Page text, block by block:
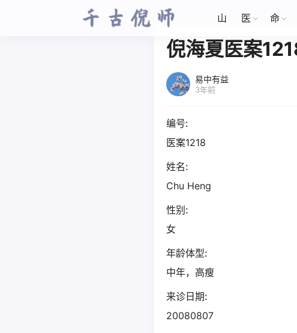
山 医 命
倪海夏医案
易中有益
3年前
编号:
医案1218
姓名:
Chu Heng
性别:
女
年龄体型:
中年，高瘦
来诊日期:
20080807